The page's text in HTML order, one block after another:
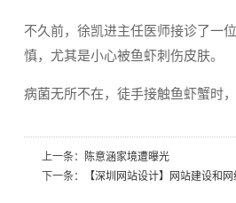
不久前，徐凯进主任医师接诊了一
慎，尤其是小心被鱼虾刺伤皮肤
病菌无所不在，徒手接触鱼虾蟹时
上一条： 陈意涵家境遭曝光
下一条：
【深圳网站设计】网站建设和